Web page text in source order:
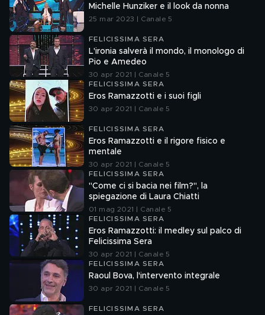
Michelle Hunziker e il look da nonna
25 mar 2023 | Canale 5
FELICISSIMA SERA
L'ironia salverà il mondo, il monologo di
Pio e Amedeo
30 apr 2021 | Canale 5
FELICISSIMA SERA
Eros Ramazzotti e i suoi figli
30 apr 2021 | Canale 5
FELICISSIMA SERA
Eros Ramazzotti e il rigore fisico e
mentale
30 apr 2021 | Canale 5
FELICISSIMA SERA
"Come ci si bacia nei film?", la
spiegazione di Laura Chiatti
01 mag 2021 | Canale 5
FELICISSIMA SERA
Eros Ramazzotti: il medley sul palco di
Felicissima Sera
30 apr 2021 | Canale 5
FELICISSIMA SERA
Raoul Bova, l'intervento integrale
30 apr 2021 | Canale 5
FELICISSIMA SERA